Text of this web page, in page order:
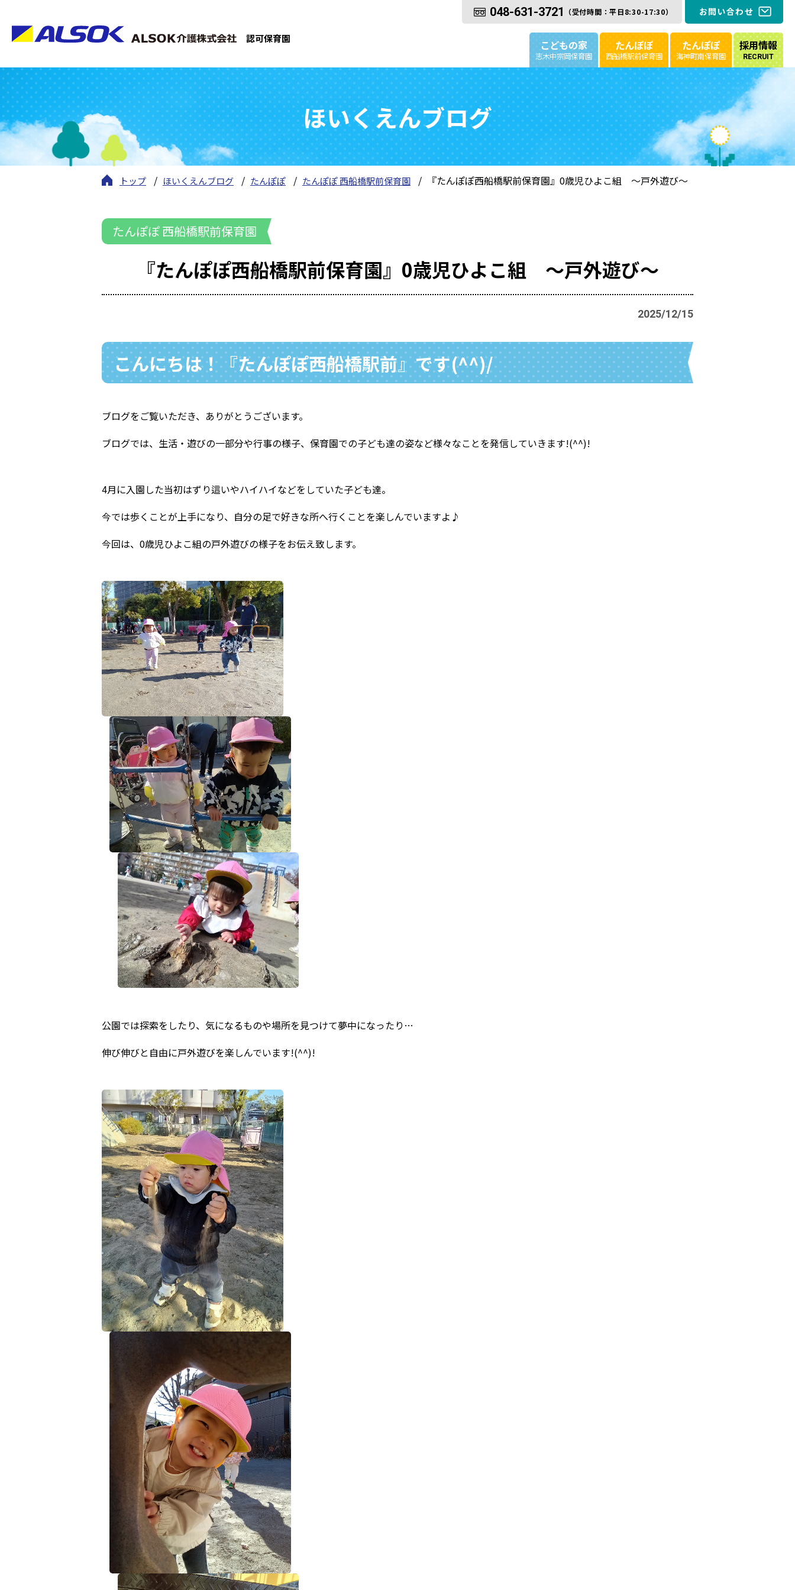
認可保育園
048-631-3721 （受付時間：平日8:30-17:30） お問い合わせ
こどもの家
志木中宗岡保育園
たんぽぽ
西船橋駅前保育園
たんぽぽ
海神町南保育園
採用情報
RECRUIT
ほいくえんブログ
トップ ほいくえんブログ たんぽぽ たんぽぽ 西船橋駅前保育園 『たんぽぽ西船橋駅前保育園』0歳児ひよこ組 ～戸外遊び～
たんぽぽ 西船橋駅前保育園
『たんぽぽ西船橋駅前保育園』0歳児ひよこ組 ～戸外遊び～
2025/12/15
こんにちは！『たんぽぽ西船橋駅前』です(^^)/
ブログをご覧いただき、ありがとうございます。
ブログでは、生活・遊びの一部分や行事の様子、保育園での子ども達の姿など様々なことを発信していきます!(^^)!
4月に入園した当初はずり這いやハイハイなどをしていた子ども達。
今では歩くことが上手になり、自分の足で好きな所へ行くことを楽しんでいますよ♪
今回は、0歳児ひよこ組の戸外遊びの様子をお伝え致します。
公園では探索をしたり、気になるものや場所を見つけて夢中になったり…
伸び伸びと自由に戸外遊びを楽しんでいます!(^^)!